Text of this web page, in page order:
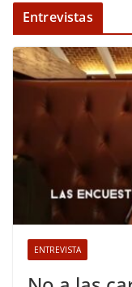
Entrevistas
ENTREVISTA